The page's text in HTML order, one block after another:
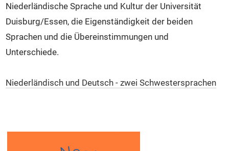
Niederländische Sprache und Kultur der Universität
Duisburg/Essen, die Eigenständigkeit der beiden
Sprachen und die Übereinstimmungen und
Unterschiede.
Niederländisch und Deutsch - zwei Schwestersprachen